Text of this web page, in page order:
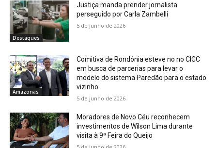
Destaques
Justiça manda prender jornalista
perseguido por Carla Zambelli
5 de junho de 2026
Amazonas
Comitiva de Rondônia esteve no no CICC
em busca de parcerias para levar o
modelo do sistema Paredão para o estado
vizinho
5 de junho de 2026
Moradores de Novo Céu reconhecem
investimentos de Wilson Lima durante
visita à 9ª Feira do Queijo
5 de junho de 2026